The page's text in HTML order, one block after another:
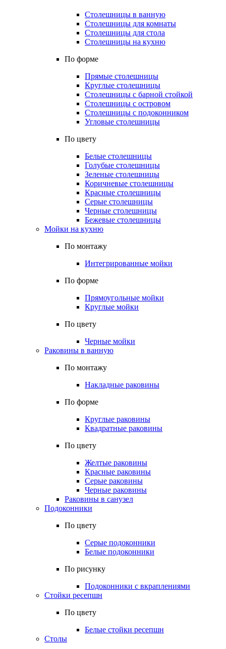
Столешницы в ванную
Столешницы для комнаты
Столешницы для стола
Столешницы на кухню
По форме
Прямые столешницы
Круглые столешницы
Столешницы с барной стойкой
Столешницы с островом
Столешницы с подоконником
Угловые столешницы
По цвету
Белые столешницы
Голубые столешницы
Зеленые столешницы
Коричневые столешницы
Красные столешницы
Серые столешницы
Черные столешницы
Бежевые столешницы
Мойки на кухню
По монтажу
Интегрированные мойки
По форме
Прямоугольные мойки
Круглые мойки
По цвету
Черные мойки
Раковины в ванную
По монтажу
Накладные раковины
По форме
Круглые раковины
Квадратные раковины
По цвету
Желтые раковины
Красные раковины
Серые раковины
Черные раковины
Раковины в санузел
Подоконники
По цвету
Серые подоконники
Белые подоконники
По рисунку
Подоконники с вкраплениями
Стойки ресепшн
По цвету
Белые стойки ресепшн
Столы